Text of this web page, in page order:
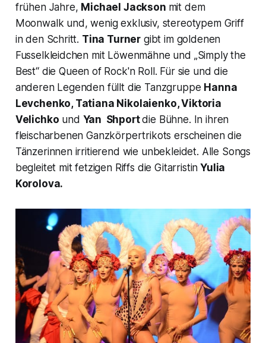
frühen Jahre, Michael Jackson mit dem
Moonwalk und, wenig exklusiv, stereotypem Griff
in den Schritt. Tina Turner gibt im goldenen
Fusselkleidchen mit Löwenmähne und „Simply the
Best“ die Queen of Rock'n Roll. Für sie und die
anderen Legenden füllt die Tanzgruppe Hanna
Levchenko, Tatiana Nikolaienko, Viktoria
Velichko und Yan Shportdie Bühne. In ihren
fleischarbenen Ganzkörpertrikots erscheinen die
Tänzerinnen irritierend wie unbekleidet. Alle Songs
begleitet mit fetzigen Riffs die Gitarristin Yulia
Korolova.